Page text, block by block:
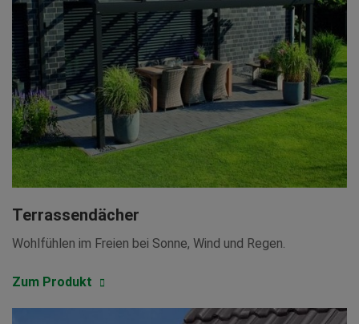
Terrassendächer
Wohlfühlen im Freien bei Sonne, Wind und Regen.
Zum Produkt